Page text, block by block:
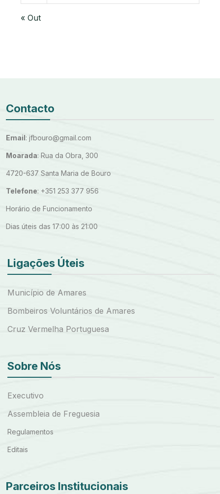
« Out
Contacto
Email: jfbouro@gmail.com
Moarada: Rua da Obra, 300
4720-637 Santa Maria de Bouro
Telefone: +351 253 377 956
Horário de Funcionamento
Dias úteis das 17:00 às 21:00
Ligações Úteis
Município de Amares
Bombeiros Voluntários de Amares
Cruz Vermelha Portuguesa
Sobre Nós
Executivo
Assembleia de Freguesia
Regulamentos
Editais
Parceiros Institucionais